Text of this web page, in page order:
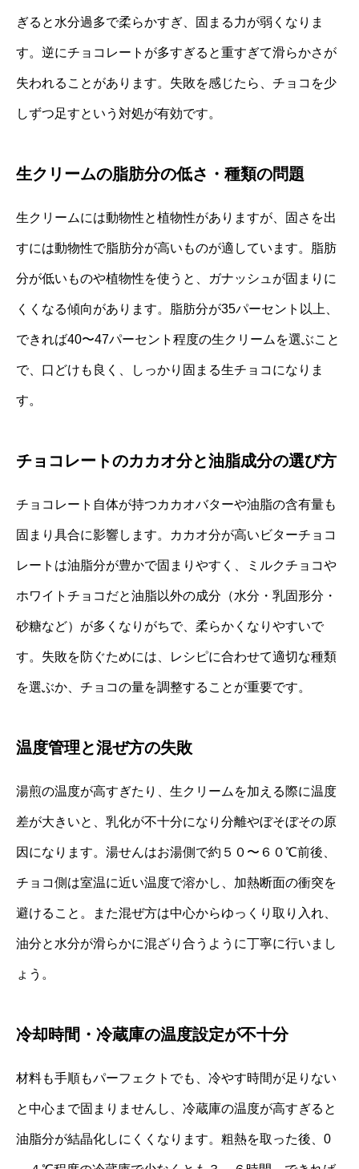
ぎると水分過多で柔らかすぎ、固まる力が弱くなりま
す。逆にチョコレートが多すぎると重すぎて滑らかさが
失われることがあります。失敗を感じたら、チョコを少
しずつ足すという対処が有効です。
生クリームの脂肪分の低さ・種類の問題
生クリームには動物性と植物性がありますが、固さを出
すには動物性で脂肪分が高いものが適しています。脂肪
分が低いものや植物性を使うと、ガナッシュが固まりに
くくなる傾向があります。脂肪分が35パーセント以上、
できれば40〜47パーセント程度の生クリームを選ぶこと
で、口どけも良く、しっかり固まる生チョコになりま
す。
チョコレートのカカオ分と油脂成分の選び方
チョコレート自体が持つカカオバターや油脂の含有量も
固まり具合に影響します。カカオ分が高いビターチョコ
レートは油脂分が豊かで固まりやすく、ミルクチョコや
ホワイトチョコだと油脂以外の成分（水分・乳固形分・
砂糖など）が多くなりがちで、柔らかくなりやすいで
す。失敗を防ぐためには、レシピに合わせて適切な種類
を選ぶか、チョコの量を調整することが重要です。
温度管理と混ぜ方の失敗
湯煎の温度が高すぎたり、生クリームを加える際に温度
差が大きいと、乳化が不十分になり分離やぼそぼその原
因になります。湯せんはお湯側で約５０〜６０℃前後、
チョコ側は室温に近い温度で溶かし、加熱断面の衝突を
避けること。また混ぜ方は中心からゆっくり取り入れ、
油分と水分が滑らかに混ざり合うように丁寧に行いまし
ょう。
冷却時間・冷蔵庫の温度設定が不十分
材料も手順もパーフェクトでも、冷やす時間が足りない
と中心まで固まりませんし、冷蔵庫の温度が高すぎると
油脂分が結晶化しにくくなります。粗熱を取った後、0